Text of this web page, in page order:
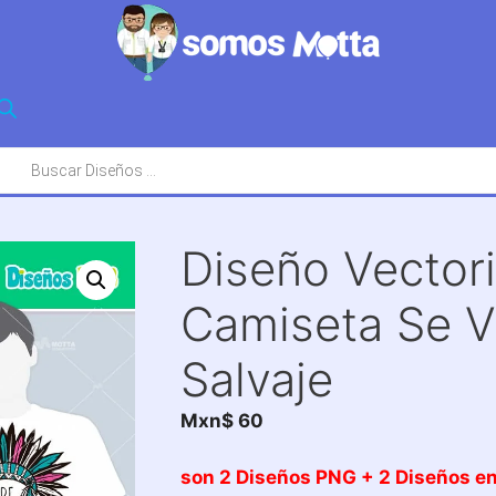
Diseño
Camiseta Se
Salvaje
Mxn$60
son 2 Diseños PNG + 2 Diseños